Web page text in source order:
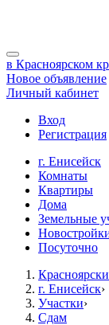
в Красноярском
Новое объявление
Личный кабинет
Вход
Регистрация
г. Енисейск
Комнаты
Квартиры
Дома
Земельные
Посуточно
г. Енисейск›
Участки›
Сдам